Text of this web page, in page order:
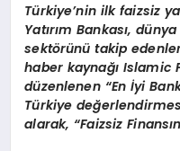
Türkiye’nin ilk faizsiz
Yatırım Bankası,
sektörünü takip
haber kaynağı Islamic
düzenlenen “En İyi
Türkiye
alarak, “Faizsiz